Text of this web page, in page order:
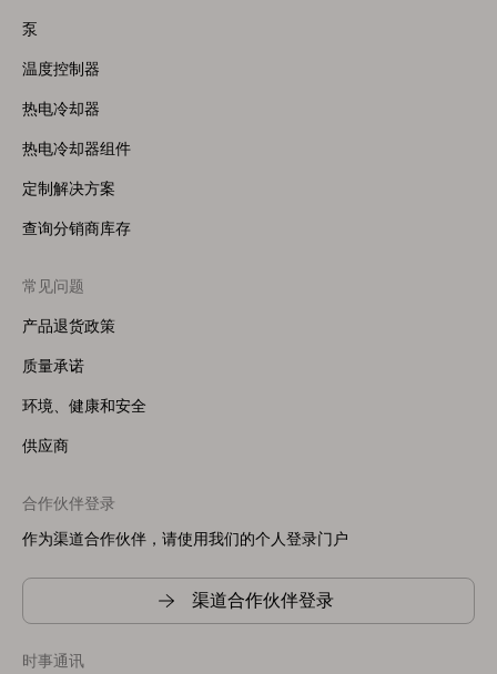
泵
温度控制器
热电冷却器
热电冷却器组件
定制解决方案
查询分销商库存
常见问题
产品退货政策
质量承诺
环境、健康和安全
供应商
合作伙伴登录
作为渠道合作伙伴，请使用我们的个人登录门户
渠道合作伙伴登录
时事通讯